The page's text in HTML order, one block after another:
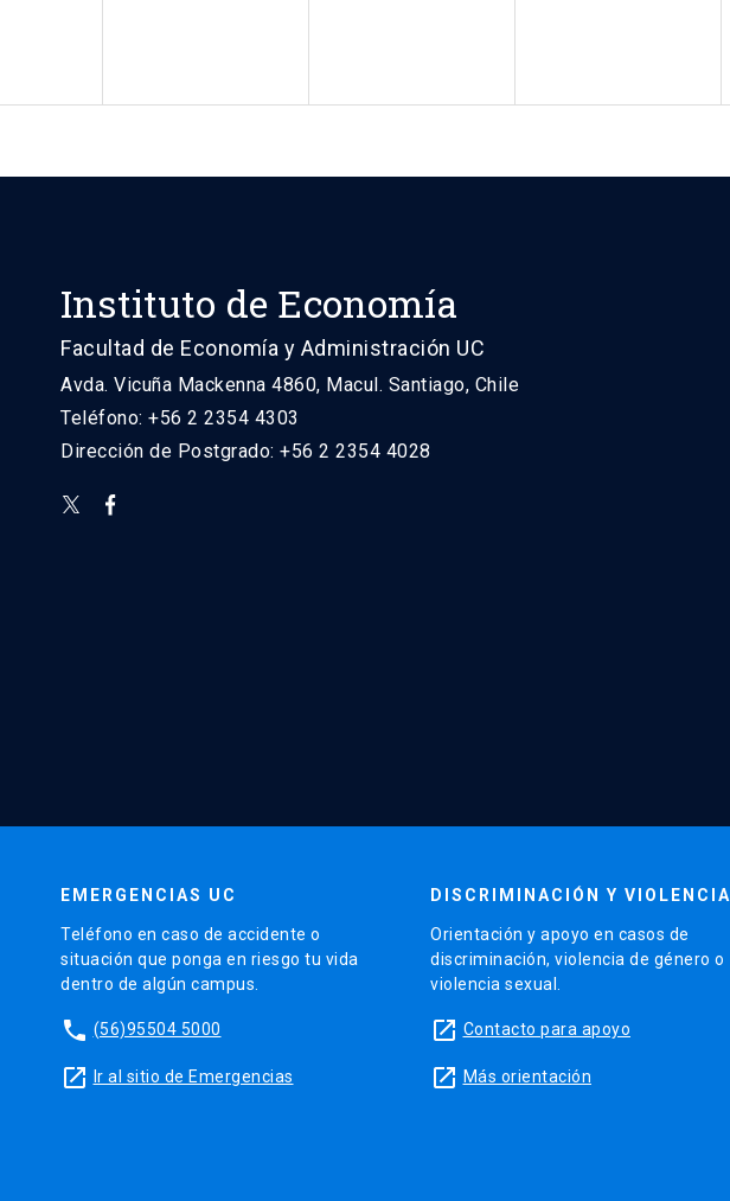
Instituto de Economía
Facultad de Economía y Administración UC
Avda. Vicuña Mackenna 4860, Macul. Santiago, Chile
Teléfono: +56 2 2354 4303
Dirección de Postgrado: +56 2 2354 4028
EMERGENCIAS UC
Teléfono en caso de accidente o
situación que ponga en riesgo tu vida
dentro de algún campus.
phone (56)95504 5000
launch Ir al sitio de Emergencias
DISCRIMINACIÓN Y VIOLENCIA
Orientación y apoyo en casos de
discriminación, violencia de género o
violencia sexual.
launch Contacto para apoyo
launch Más orientación